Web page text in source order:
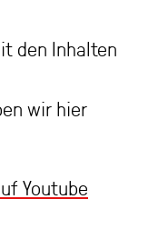
den Inhalten
wir hier
Youtube